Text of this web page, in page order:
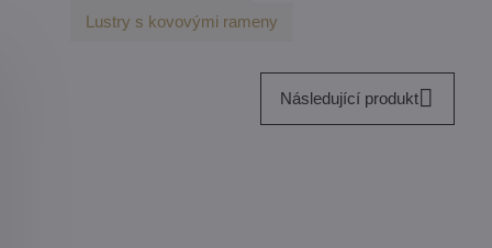
Lustry s kovovými rameny
Následující produkt